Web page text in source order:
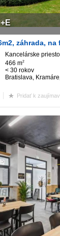
Kancelárske
466 m2
< 30 rokov
Bratislava,
+E
Pridať k